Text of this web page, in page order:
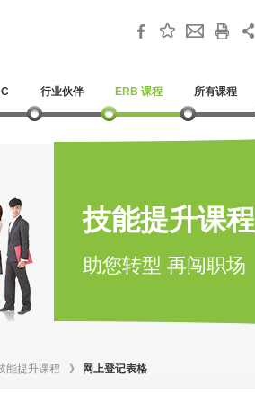
行业伙伴 ERB 课程 所有课程
技能提升课程
助您转型 再闯职场
能提升课程 》 网上登记表格